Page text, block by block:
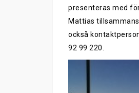
presenteras med
Mattias
också
92 99 220.